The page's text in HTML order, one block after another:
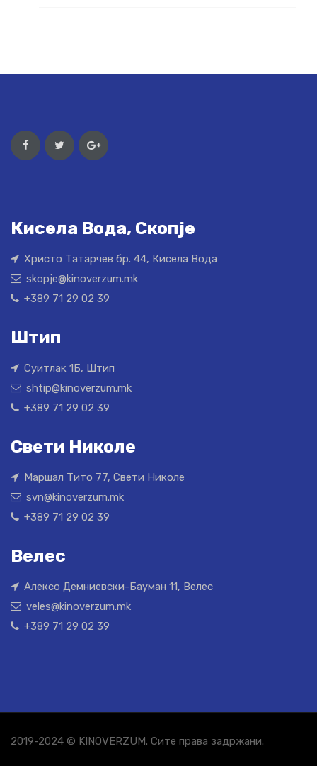
Кисела Вода, Скопје
Христо Татарчев бр. 44, Кисела Вода
skopje@kinoverzum.mk
+389 71 29 02 39
Штип
Суитлак 1Б, Штип
shtip@kinoverzum.mk
+389 71 29 02 39
Свети Николе
Маршал Тито 77, Свети Николе
svn@kinoverzum.mk
+389 71 29 02 39
Велес
Алексо Демниевски-Бауман 11, Велес
veles@kinoverzum.mk
+389 71 29 02 39
2019-2024 © KINOVERZUM. Сите права задржани.